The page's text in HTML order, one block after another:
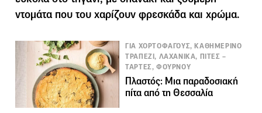
ντομάτα που του χαρίζουν φρεσκάδα και χρώμα.
ΓΙΑ ΧΟΡΤΟΦΑΓΟΥΣ, ΚΑΘΗΜΕΡΙΝΟ
ΤΡΑΠΕΖΙ, ΛΑΧΑΝΙΚΑ, ΠΙΤΕΣ –
ΤΑΡΤΕΣ, ΦΟΥΡΝΟΥ
Πλαστός: Μια παραδοσιακή
πίτα από τη Θεσσαλία